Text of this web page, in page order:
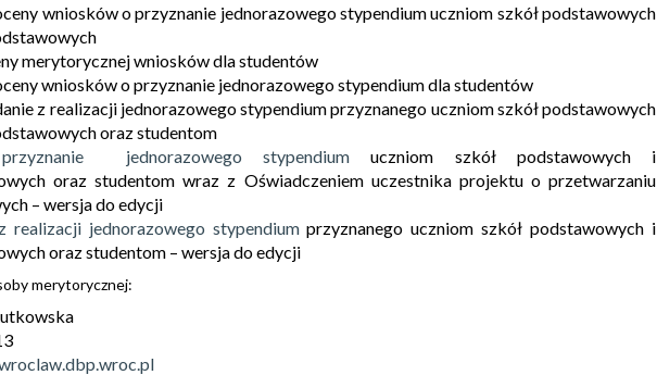
wniosków o przyznanie jednorazowego stypendium uczniom szkół podstawowych
merytorycznej wniosków dla studentów
wniosków o przyznanie jednorazowego stypendium dla studentów
z realizacji jednorazowego stypendium przyznanego uczniom szkół podstawowych
oraz studentom
jednorazowego stypendium uczniom szkół podstawowych i
oraz studentom wraz z Oświadczeniem uczestnika projektu o przetwarzaniu
– wersja do edycji
realizacji jednorazowego stypendiumprzyznanego uczniom szkół podstawowych i
oraz studentom – wersja do edycji
merytorycznej: